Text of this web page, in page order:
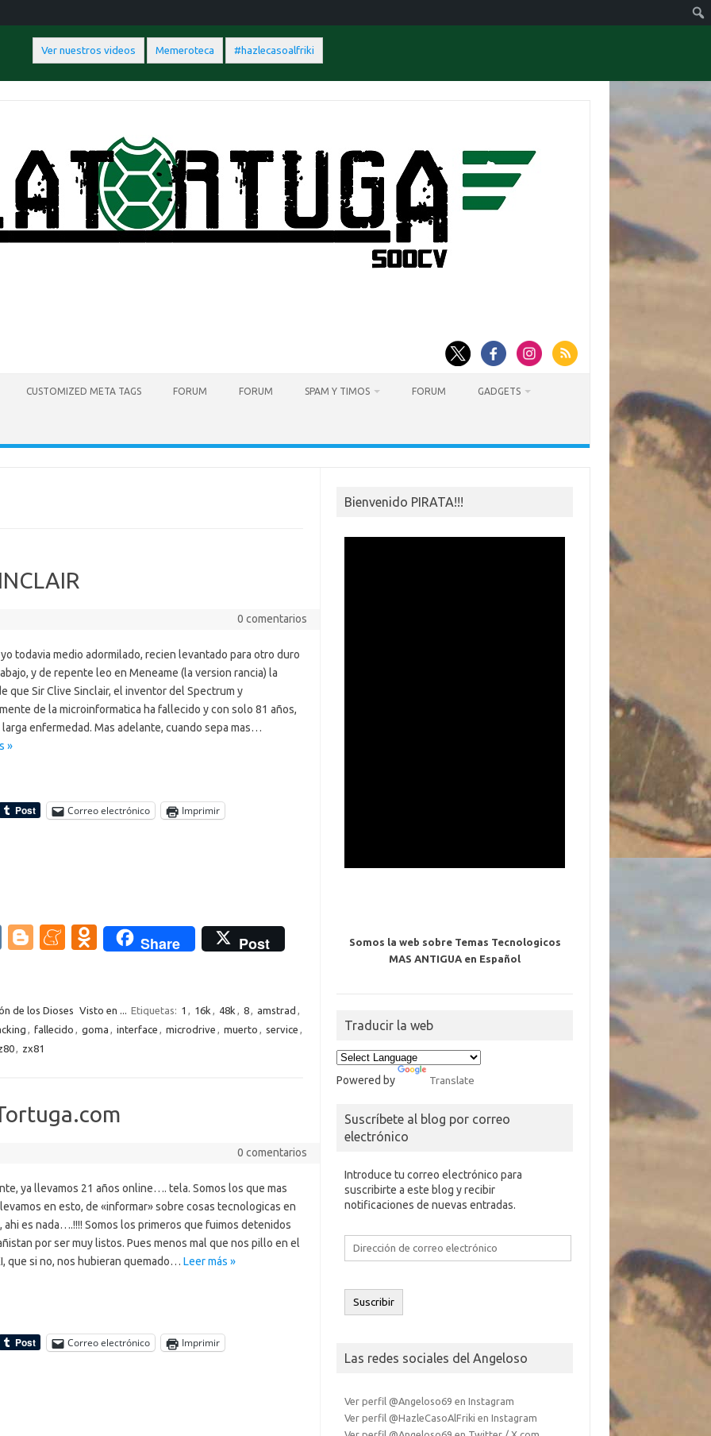
Ver nuestros videos Memeroteca #hazlecasoalfriki
CUSTOMIZED META TAGS FORUM FORUM SPAM Y TIMOS FORUM GADGETS
0 comentarios
todavia medio adormilado, recien levantado para otro duro
y de repente leo en Meneame (la version rancia) la
que Sir Clive Sinclair, el inventor del Spectrum y
de la microinformatica ha fallecido y con solo 81 años,
larga enfermedad. Mas adelante, cuando sepa mas…
»
Correo electrónico Imprimir
V
Bl
g
er
M
e
a
O
o
kl
ik
Share
Post
de los Dioses Visto en ... Etiquetas: 1 , 16k , 48k , 8, amstrad ,
, fallecido , goma , interface , microdrive , muerto , service ,
, zx81
0 comentarios
ya llevamos 21 años online…. tela. Somos los que mas
en esto, de «informar» sobre cosas tecnologicas en
ahi es nada….!!!! Somos los primeros que fuimos detenidos
por ser muy listos. Pues menos mal que nos pillo en el
que si no, nos hubieran quemado… Leer más »
Correo electrónico Imprimir
Bienvenido PIRATA!!!
Somos la web sobre Temas Tecnologicos
MAS ANTIGUA en Español
Traducir la web
Powered by Translate
Suscríbete al blog por correo
electrónico
Introduce tu correo electrónico para
suscribirte a este blog y recibir
notificaciones de nuevas entradas.
Dirección
electrónico
Suscribir
Las redes sociales del Angeloso
Ver perfil @Angeloso69 en Instagram
Ver perfil @HazleCasoAlFriki en Instagram